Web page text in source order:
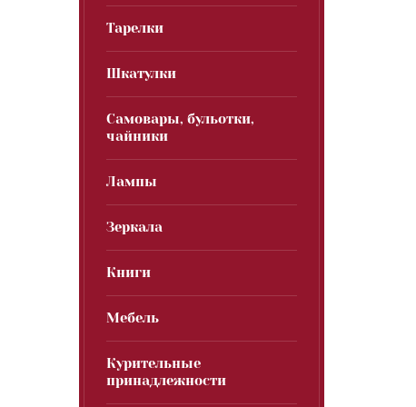
Тарелки
Шкатулки
Самовары, бульотки,
чайники
Лампы
Зеркала
Книги
Мебель
Курительные
принадлежности